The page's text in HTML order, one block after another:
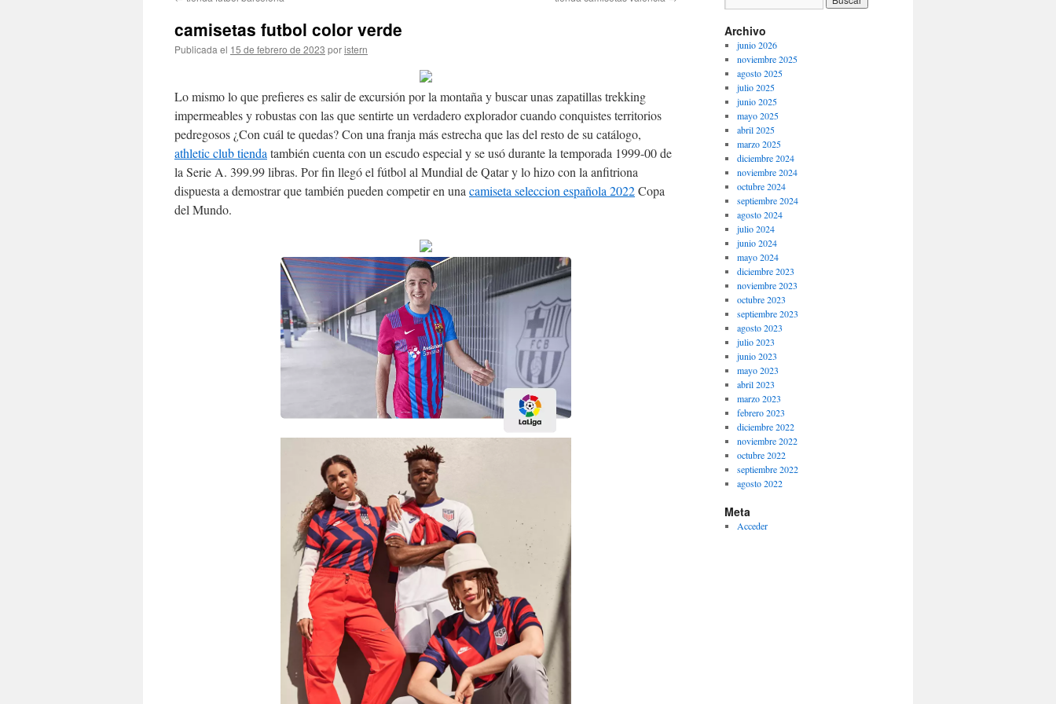
contenido
camisetas futbol color verde
Publicada el 15 de febrero de 2023 poristern
Lo mismo lo que prefieres es salir de excursión por la montaña y buscar unas zapatillas trekking
impermeables y robustas con las que sentirte un verdadero explorador cuando conquistes territorios
pedregosos ¿Con cuál te quedas? Con una franja más estrecha que las del resto de su catálogo,
athletic club tienda también cuenta con un escudo especial y se usó durante la temporada 1999-00 de
la Serie A. 399.99 libras. Por fin llegó el fútbol al Mundial de Qatar y lo hizo con la anfitriona
dispuesta a demostrar que también pueden competir en una camiseta seleccion española 2022Copa
del Mundo.
Archivo
junio 2026
noviembre 2025
agosto 2025
julio 2025
junio 2025
mayo 2025
abril 2025
marzo 2025
diciembre 2024
noviembre 2024
octubre 2024
septiembre 2024
agosto 2024
julio 2024
junio 2024
mayo 2024
diciembre 2023
noviembre 2023
octubre 2023
septiembre 2023
agosto 2023
julio 2023
junio 2023
mayo 2023
abril 2023
marzo 2023
febrero 2023
diciembre 2022
noviembre 2022
octubre 2022
septiembre 2022
agosto 2022
Meta
Acceder